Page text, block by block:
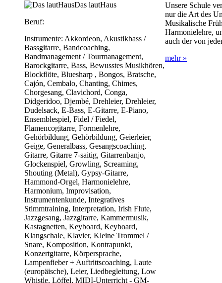
Das lautHaus
Beruf:
Instrumente: Akkordeon, Akustikbass /
Bassgitarre, Bandcoaching,
Bandmanagement / Tourmanagement,
Barockgitarre, Bass, Bewusstes Musikhören,
Blockflöte, Bluesharp , Bongos, Bratsche,
Cajón, Cembalo, Chanting, Chimes,
Chorgesang, Clavichord, Conga,
Didgeridoo, Djembé, Drehleier, Drehleier,
Dudelsack, E-Bass, E-Gitarre, E-Piano,
Ensemblespiel, Fidel / Fiedel,
Flamencogitarre, Formenlehre,
Gehörbildung, Gehörbildung, Geierleier,
Geige, Generalbass, Gesangscoaching,
Gitarre, Gitarre 7-saitig, Gitarrenbanjo,
Glockenspiel, Growling, Screaming,
Shouting (Metal), Gypsy-Gitarre,
Hammond-Orgel, Harmonielehre,
Harmonium, Improvisation,
Instrumentenkunde, Integratives
Stimmtraining, Interpretation, Irish Flute,
Jazzgesang, Jazzgitarre, Kammermusik,
Kastagnetten, Keyboard, Keyboard,
Klangschale, Klavier, Kleine Trommel /
Snare, Komposition, Kontrapunkt,
Konzertgitarre, Körpersprache,
Lampenfieber + Auftrittscoaching, Laute
(europäische), Leier, Liedbegleitung, Low
Whistle, Löffel, MIDI-Unterricht - GM-
Unsere Schule
nur die Art des
Musikalische
Harmonielehre,
auch der von
mehr »